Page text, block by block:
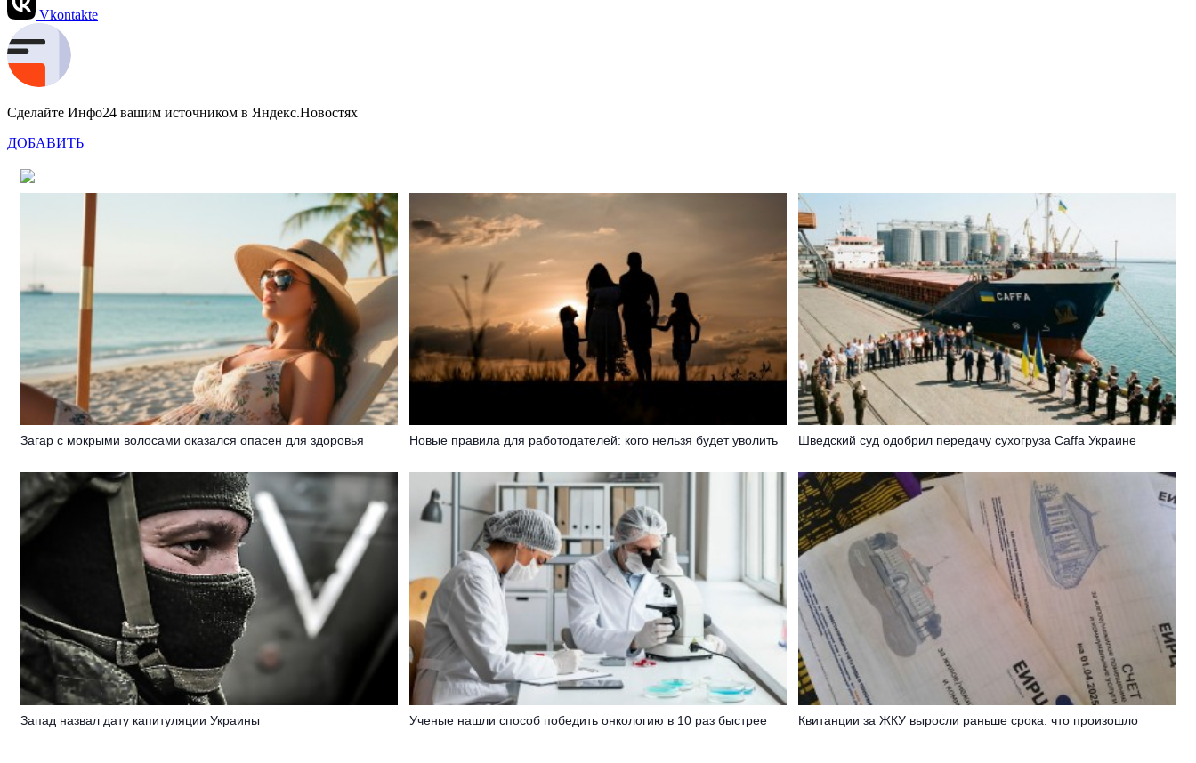
Vkontakte
Сделайте Инфо24 вашим источником в Яндекс.Новостях
ДОБАВИТЬ
Загар с мокрыми волосами оказался опасен для здоровья Новые правила для работодателей: кого нельзя будет уволить Шведский суд одобрил передачу сухогруза Caffa Украине
Запад назвал дату капитуляции Украины Ученые нашли способ победить онкологию в 10 раз быстрее Квитанции за ЖКУ выросли раньше срока: что произошло